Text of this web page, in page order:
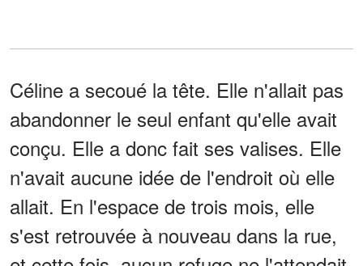
Céline a secoué la tête. Elle n'allait pas
abandonner le seul enfant qu'elle avait
conçu. Elle a donc fait ses valises. Elle
n'avait aucune idée de l'endroit où elle
allait. En l'espace de trois mois, elle
s'est retrouvée à nouveau dans la rue,